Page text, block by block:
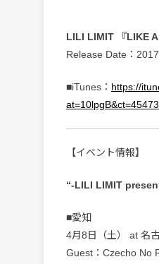
LILI LIMIT 『LIKE A
Release Date：
■iTunes： https://
【イベント情報】
“-LILI LIMIT
■愛知
4月8日（土） at 名
Guest：Czecho No